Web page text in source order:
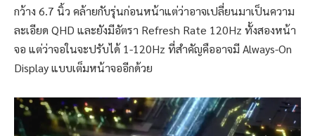
กว้าง 6.7 นิ้ว คล้ายกับรุ่นก่อนหน้าแต่ว่าอาจเปลี่ยนมาเป็นความ
ละเอียด QHD และยังมีอัตรา Refresh Rate 120Hz ทั้งสองหน้า
จอ แต่ว่าจอในจะปรับได้ 1-120Hz ที่สำคัญคืออาจมี Always-On
Display แบบเต็มหน้าจออีกด้วย